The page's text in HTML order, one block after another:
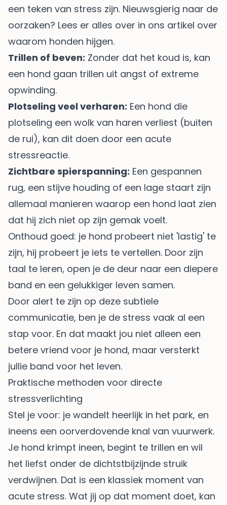
een teken van stress zijn. Nieuwsgierig naar de
oorzaken? Lees er alles over in ons artikel over
waarom honden hijgen.
Trillen of beven: Zonder dat het koud is, kan
een hond gaan trillen uit angst of extreme
opwinding.
Plotseling veel verharen: Een hond die
plotseling een wolk van haren verliest (buiten
de rui), kan dit doen door een acute
stressreactie.
Zichtbare spierspanning: Een gespannen
rug, een stijve houding of een lage staart zijn
allemaal manieren waarop een hond laat zien
dat hij zich niet op zijn gemak voelt.
Onthoud goed: je hond probeert niet 'lastig' te
zijn, hij probeert je iets te vertellen. Door zijn
taal te leren, open je de deur naar een diepere
band en een gelukkiger leven samen.
Door alert te zijn op deze subtiele
communicatie, ben je de stress vaak al een
stap voor. En dat maakt jou niet alleen een
betere vriend voor je hond, maar versterkt
jullie band voor het leven.
Praktische methoden voor directe
stressverlichting
Stel je voor: je wandelt heerlijk in het park, en
ineens een oorverdovende knal van vuurwerk.
Je hond krimpt ineen, begint te trillen en wil
het liefst onder de dichtstbijzijnde struik
verdwijnen. Dat is een klassiek moment van
acute stress. Wat jij op dat moment doet, kan